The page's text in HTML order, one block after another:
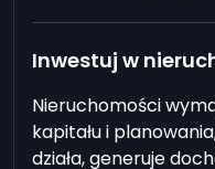
Inwestuj w
Nieruchomości
kapitału i
działa, generuje